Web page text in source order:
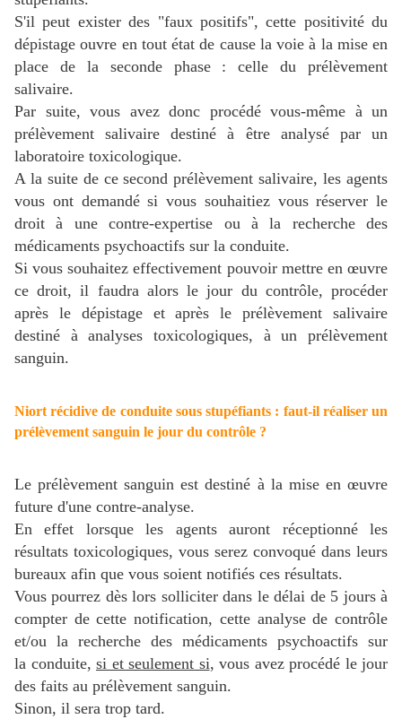
S'il peut exister des "faux positifs",cette positivité du
dépistage ouvre en tout état de cause la voie à la mise en
place de la seconde phase : celle du prélèvement
salivaire.
Par suite, vous avez donc procédé vous-même à un
prélèvement salivaire destiné à être analysé par un
laboratoire toxicologique.
A la suite de ce second prélèvement salivaire, les agents
vous ont demandé si vous souhaitiez vous réserver le
droit à une contre-expertise ou à la recherche des
médicaments psychoactifs sur la conduite.
Si vous souhaitez effectivement pouvoir mettre en œuvre
ce droit, il faudra alors le jour du contrôle, procéder
après le dépistage et après le prélèvement salivaire
destiné à analyses toxicologiques, à un prélèvement
sanguin.
Niort récidive de conduite sous stupéfiants : faut-il réaliser un
prélèvement sanguin le jour du contrôle ?
Le prélèvement sanguin est destiné à la mise en œuvre
future d'une contre-analyse.
En effet lorsque les agents auront réceptionné les
résultats toxicologiques, vous serez convoqué dans leurs
bureaux afin que vous soient notifiés ces résultats.
Vous pourrez dès lors solliciter dans le délai de 5 jours à
compter de cette notification, cette analyse de contrôle
et/ou la recherche des médicaments psychoactifs sur
la conduite, si et seulement si, vous avez procédé le jour
des faits au prélèvement sanguin.
Sinon, il sera trop tard.